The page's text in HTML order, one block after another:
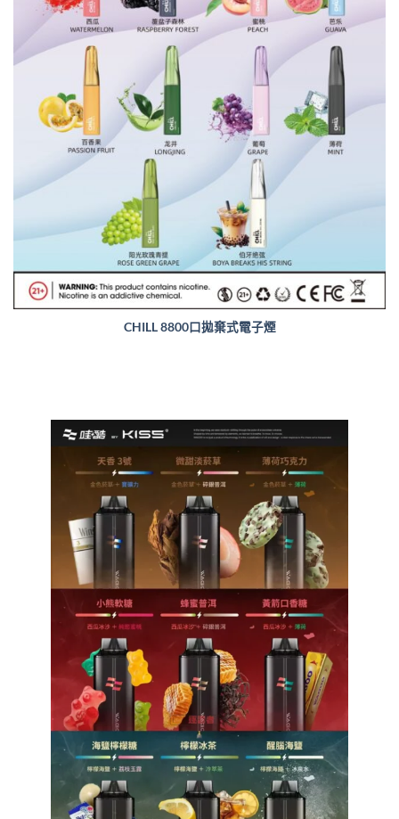
CHILL 8800口拋棄式電子煙